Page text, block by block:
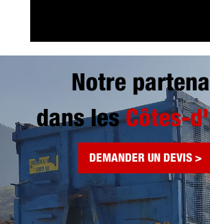
Notre
dans lesCôtes-
DEMANDER UN DEVIS >